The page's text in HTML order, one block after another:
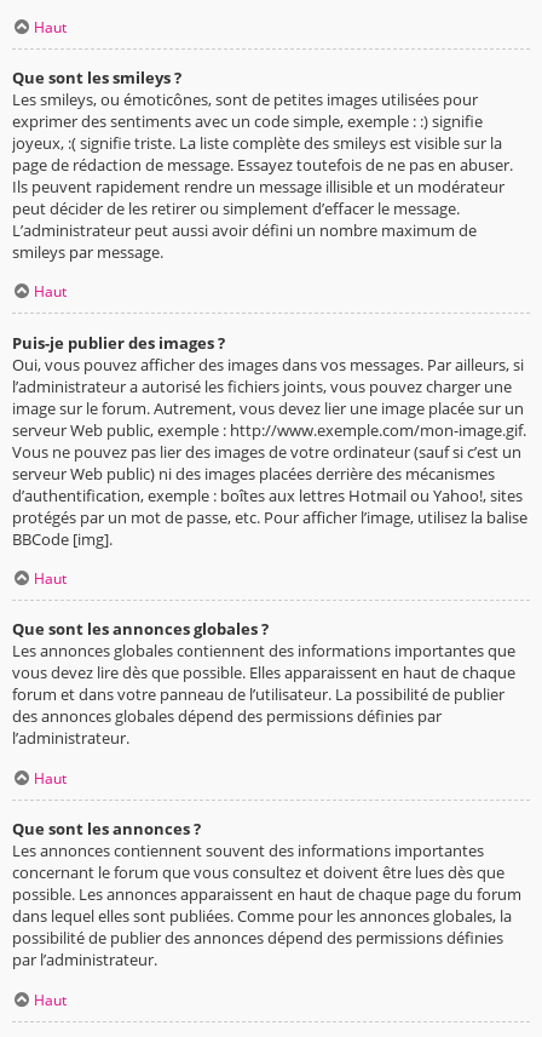
Haut
Que sont les smileys ?
Les smileys, ou émoticônes, sont de petites images utilisées pour
exprimer des sentiments avec un code simple, exemple : :) signifie
joyeux, :( signifie triste. La liste complète des smileys est visible sur la
page de rédaction de message. Essayez toutefois de ne pas en abuser.
Ils peuvent rapidement rendre un message illisible et un modérateur
peut décider de les retirer ou simplement d’effacer le message.
L’administrateur peut aussi avoir défini un nombre maximum de
smileys par message.
Haut
Puis-je publier des images ?
Oui, vous pouvez afficher des images dans vos messages. Par ailleurs, si
l’administrateur a autorisé les fichiers joints, vous pouvez charger une
image sur le forum. Autrement, vous devez lier une image placée sur un
serveur Web public, exemple : http://www.exemple.com/mon-image.gif.
Vous ne pouvez pas lier des images de votre ordinateur (sauf si c’est un
serveur Web public) ni des images placées derrière des mécanismes
d’authentification, exemple : boîtes aux lettres Hotmail ou Yahoo!, sites
protégés par un mot de passe, etc. Pour afficher l’image, utilisez la balise
BBCode [img].
Haut
Que sont les annonces globales ?
Les annonces globales contiennent des informations importantes que
vous devez lire dès que possible. Elles apparaissent en haut de chaque
forum et dans votre panneau de l’utilisateur. La possibilité de publier
des annonces globales dépend des permissions définies par
l’administrateur.
Haut
Que sont les annonces ?
Les annonces contiennent souvent des informations importantes
concernant le forum que vous consultez et doivent être lues dès que
possible. Les annonces apparaissent en haut de chaque page du forum
dans lequel elles sont publiées. Comme pour les annonces globales, la
possibilité de publier des annonces dépend des permissions définies
par l’administrateur.
Haut